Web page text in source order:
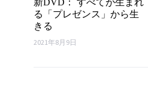
新DVD： すべてが生まれ
る「プレゼンス」から生
きる
2021年8月9日